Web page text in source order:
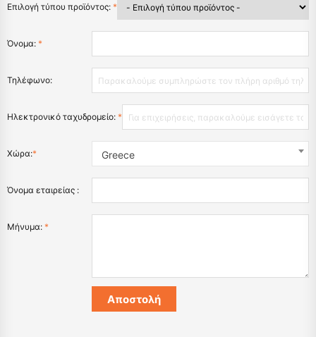
Επιλογή τύπου προϊόντος: *
Όνομα: *
Τηλέφωνο:
Ηλεκτρονικό ταχυδρομείο: *
Χώρα:* Greece
Όνομα εταιρείας :
Μήνυμα: *